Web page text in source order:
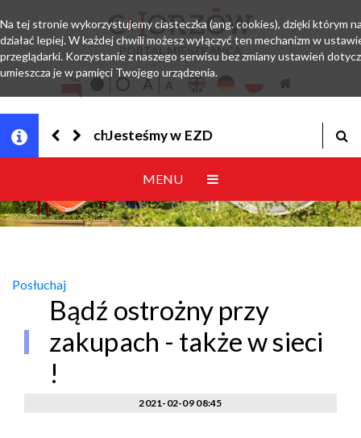
PORTAL MIESZKAŃCA
Jesteśmy w EZD
MENU
Posłuchaj
Bądź ostrożny przy
zakupach - także w sieci
!
2021-02-09 08:45
Na tej stronie wykorzystujemy ciasteczka (ang. cookies), dzięki którym
działać lepiej. W każdej chwili możesz wyłączyć ten mechanizm w
przeglądarki. Korzystanie z naszego serwisu bez zmiany ustawień
umieszcza je w pamięci Twojego urządzenia.